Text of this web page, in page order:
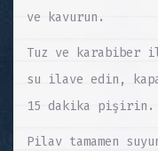
ve kavurun.
Tuz ve karabiber
su ilave edin,
15 dakika pişirin.
Pilav tamamen